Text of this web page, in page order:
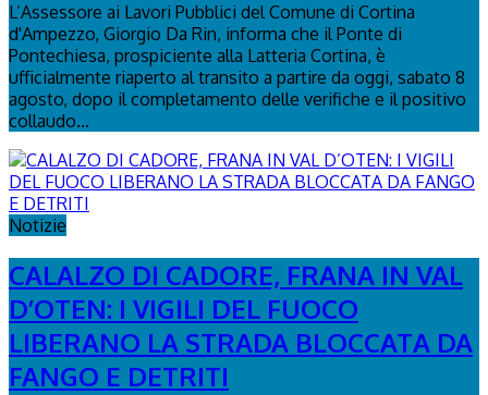
L’Assessore ai Lavori Pubblici del Comune di Cortina
d'Ampezzo, Giorgio Da Rin, informa che il Ponte di
Pontechiesa, prospiciente alla Latteria Cortina, è
ufficialmente riaperto al transito a partire da oggi, sabato 8
agosto, dopo il completamento delle verifiche e il positivo
collaudo...
Notizie
CALALZO DI CADORE, FRANA IN VAL
D’OTEN: I VIGILI DEL FUOCO
LIBERANO LA STRADA BLOCCATA DA
FANGO E DETRITI